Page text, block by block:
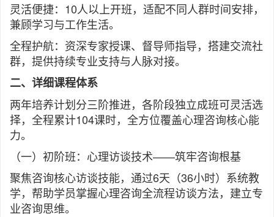
灵活便捷：10人以上开班，适配不同人群时间安排，
兼顾学习与工作生活。
全程护航：资深专家授课、督导师指导，搭建交流社
群，提供持续专业支持与人脉对接。
二、详细课程体系
两年培养计划分三阶推进，各阶段独立成班可灵活选
择，全程累计104课时，全方位覆盖心理咨询核心能
力。
（一）初阶班：心理访谈技术——筑牢咨询根基
聚焦咨询核心访谈技能，通过6天（36小时）系统教
学，帮助学员掌握心理咨询全流程访谈方法，建立专
业咨询思维。